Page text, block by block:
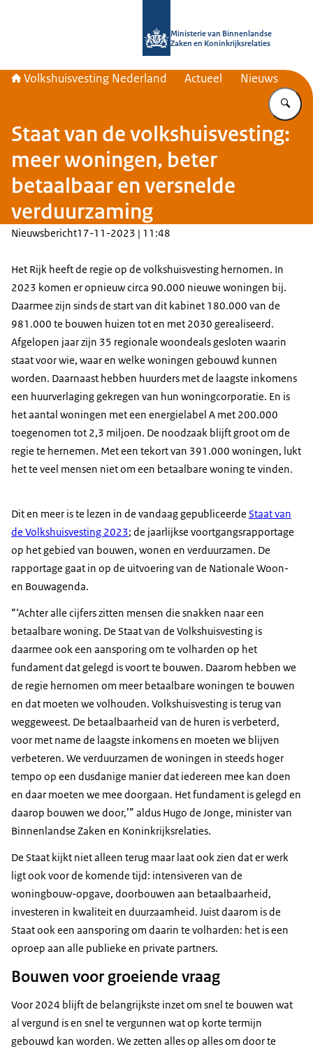
Ministerie van Binnenlandse
Zaken en Koninkrijksrelaties
Volkshuisvesting Nederland Actueel Nieuws
Staat van de volkshuisvesting:
meer woningen, beter
betaalbaar en versnelde
verduurzaming
Nieuwsbericht17-11-2023 | 11:48
Het Rijk heeft de regie op de volkshuisvesting hernomen. In
2023 komen er opnieuw circa 90.000 nieuwe woningen bij.
Daarmee zijn sinds de start van dit kabinet 180.000 van de
981.000 te bouwen huizen tot en met 2030 gerealiseerd.
Afgelopen jaar zijn 35 regionale woondeals gesloten waarin
staat voor wie, waar en welke woningen gebouwd kunnen
worden. Daarnaast hebben huurders met de laagste inkomens
een huurverlaging gekregen van hun woningcorporatie. En is
het aantal woningen met een energielabel A met 200.000
toegenomen tot 2,3 miljoen. De noodzaak blijft groot om de
regie te hernemen. Met een tekort van 391.000 woningen, lukt
het te veel mensen niet om een betaalbare woning te vinden.
Dit en meer is te lezen in de vandaag gepubliceerde Staat van
de Volkshuisvesting 2023; de jaarlijkse voortgangsrapportage
op het gebied van bouwen, wonen en verduurzamen. De
rapportage gaat in op de uitvoering van de Nationale Woon-
en Bouwagenda.
‘Achter alle cijfers zitten mensen die snakken naar een
betaalbare woning. De Staat van de Volkshuisvesting is
daarmee ook een aansporing om te volharden op het
fundament dat gelegd is voort te bouwen. Daarom hebben we
de regie hernomen om meer betaalbare woningen te bouwen
en dat moeten we volhouden. Volkshuisvesting is terug van
weggeweest. De betaalbaarheid van de huren is verbeterd,
voor met name de laagste inkomens en moeten we blijven
verbeteren. We verduurzamen de woningen in steeds hoger
tempo op een dusdanige manier dat iedereen mee kan doen
en daar moeten we mee doorgaan. Het fundament is gelegd en
daarop bouwen we door,’ aldus Hugo de Jonge, minister van
Binnenlandse Zaken en Koninkrijksrelaties.
De Staat kijkt niet alleen terug maar laat ook zien dat er werk
ligt ook voor de komende tijd: intensiveren van de
woningbouw-opgave, doorbouwen aan betaalbaarheid,
investeren in kwaliteit en duurzaamheid. Juist daarom is de
Staat ook een aansporing om daarin te volharden: het is een
oproep aan alle publieke en private partners.
Bouwen voor groeiende vraag
Voor 2024 blijft de belangrijkste inzet om snel te bouwen wat
al vergund is en snel te vergunnen wat op korte termijn
gebouwd kan worden. We zetten alles op alles om door te